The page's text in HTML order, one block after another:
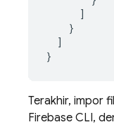
]
}
]
}
Terakhir, impor
Firebase CLI,